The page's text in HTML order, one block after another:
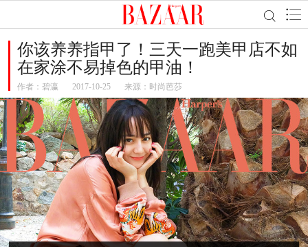
你该养养指甲了！三天一跑美甲店不如
在家涂不易掉色的甲油！
作者： 碧瀛 2017-10-25 来源：时尚芭莎